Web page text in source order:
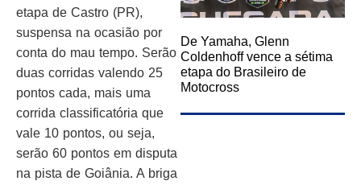
etapa de Castro (PR),
suspensa na ocasião por
conta do mau tempo. Serão
duas corridas valendo 25
pontos cada, mais uma
corrida classificatória que
vale 10 pontos, ou seja,
serão 60 pontos em disputa
na pista de Goiânia. A briga
De Yamaha, Glenn
Coldenhoff vence a sétima
etapa do Brasileiro de
Motocross